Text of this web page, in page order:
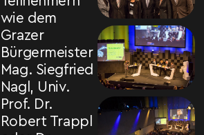
wie dem
Grazer
Bürgermeister
Mag. Siegfried
Nagl, Univ.
Prof. Dr.
Robert Trappl